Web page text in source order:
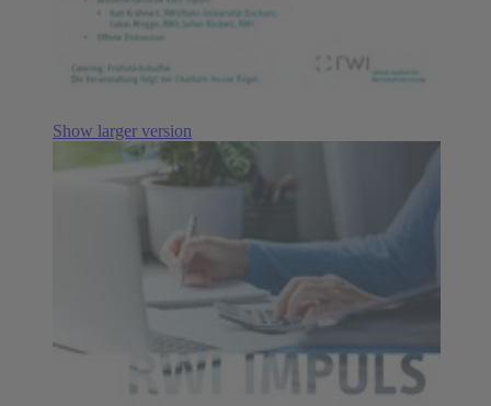
Show larger version